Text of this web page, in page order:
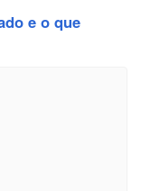
e o que